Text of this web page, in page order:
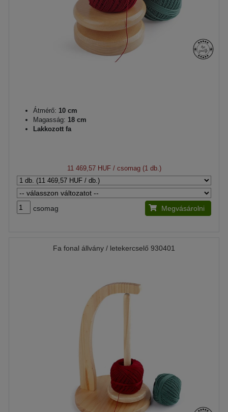
Átmérő: 10 cm
Magasság: 18 cm
Lakkozott fa
11 469,57 HUF/ csomag (1 db.)
csomag Megvásárolni
Fa fonal állvány / letekercselő 930401